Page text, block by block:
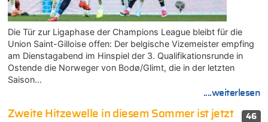
Die Tür zur Ligaphase der Champions League bleibt für die
Union Saint-Gilloise offen: Der belgische Vizemeister empfing
am Dienstagabend im Hinspiel der 3. Qualifikationsrunde in
Ostende die Norweger von Bodø/Glimt, die in der letzten
Saison…
....weiterlesen
46
Zweite Hitzewelle in diesem Sommer ist jetzt